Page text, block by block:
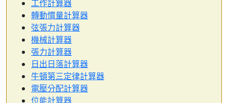
工作計算器
轉動慣量計算器
弦張力計算器
機械計算器
張力計算器
日出日落計算器
牛頓第三定律計算器
電壓分配計算器
位能計算器